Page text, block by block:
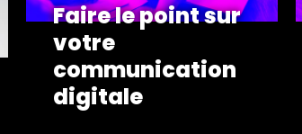
Faire le point sur
votre
communication
digitale